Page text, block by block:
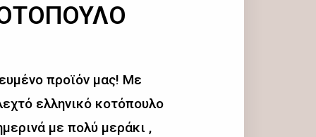
προϊόν μας! Με
ελληνικό κοτόπουλο
με πολύ μεράκι ,